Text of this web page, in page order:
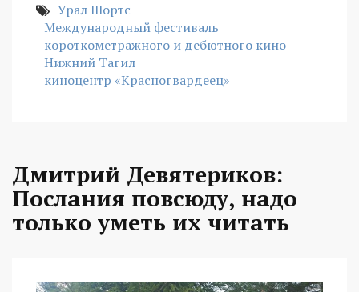
Урал Шортс
Международный фестиваль
короткометражного и дебютного кино
Нижний Тагил
киноцентр «Красногвардеец»
Дмитрий Девятериков:
Послания повсюду, надо
только уметь их читать